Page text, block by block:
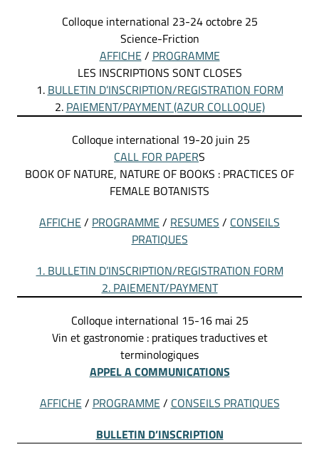
Colloque international 23-24 octobre 25
Science-Friction
AFFICHE / PROGRAMME
LES INSCRIPTIONS SONT CLOSES
1. BULLETIN D’INSCRIPTION/REGISTRATION FORM
2. PAIEMENT/PAYMENT (AZUR COLLOQUE)
Colloque international 19-20 juin 25
CALL FOR PAPERS
BOOK OF NATURE, NATURE OF BOOKS : PRACTICES OF
FEMALE BOTANISTS
AFFICHE / PROGRAMME / RESUMES / CONSEILS
PRATIQUES
1. BULLETIN D’INSCRIPTION/REGISTRATION FORM
2. PAIEMENT/PAYMENT
Colloque international 15-16 mai 25
Vin et gastronomie : pratiques traductives et
terminologiques
APPEL A COMMUNICATIONS
AFFICHE / PROGRAMME / CONSEILS PRATIQUES
BULLETIN D’INSCRIPTION